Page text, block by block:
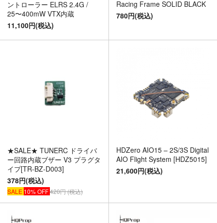
ントローラー ELRS 2.4G /
25〜400mW VTX内蔵
11,100円(税込)
Racing Frame SOLID BLACK
780円(税込)
★SALE★ TUNERC ドライバ
ー回路内蔵ブザー V3 プラグタ
イプ[TR-BZ-D003]
378円(税込)
SALE 10% OFF420円 (税込)
HDZero AIO15 – 2S/3S Digital
AIO Flight System [HDZ5015]
21,600円(税込)